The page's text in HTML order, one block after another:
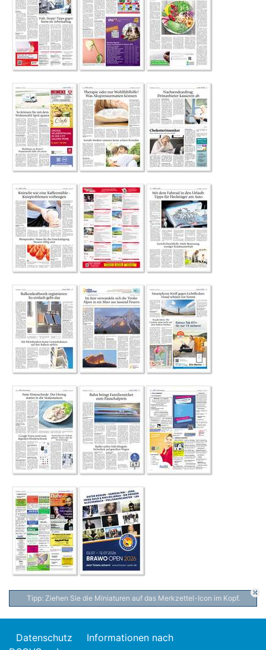
Tipp: Ziehen Sie die Miniaturen auf das Merkzettel-Icon im Kopf.
Datenschutz
Informationen nach